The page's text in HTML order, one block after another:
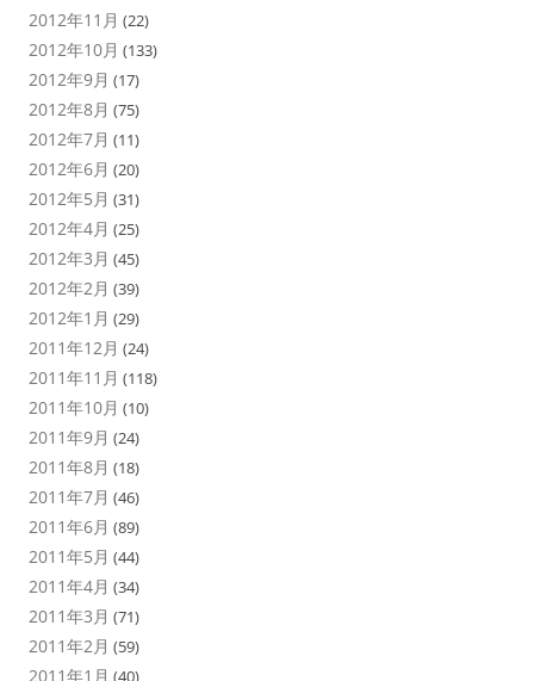
2012年11月 (22)
2012年10月 (133)
2012年9月 (17)
2012年8月 (75)
2012年7月 (11)
2012年6月 (20)
2012年5月 (31)
2012年4月 (25)
2012年3月 (45)
2012年2月 (39)
2012年1月 (29)
2011年12月 (24)
2011年11月 (118)
2011年10月 (10)
2011年9月 (24)
2011年8月 (18)
2011年7月 (46)
2011年6月 (89)
2011年5月 (44)
2011年4月 (34)
2011年3月 (71)
2011年2月 (59)
2011年1月 (40)